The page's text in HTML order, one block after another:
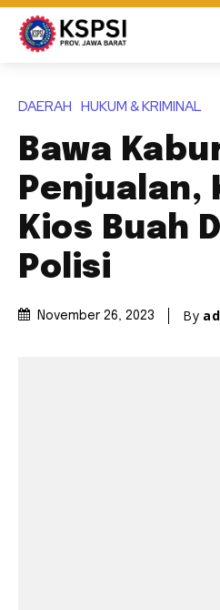
DAERAH HUKUM & KRIMINAL
Bawa
Penjualan,
Kios Buah
Polisi
November 26, 2023 By